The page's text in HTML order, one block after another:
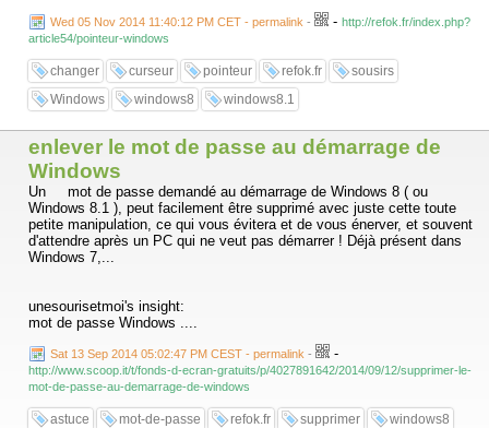
Wed 05 Nov 2014 11:40:12 PM CET - permalink - - http://refok.fr/index.php?
article54/pointeur-windows
changer curseur pointeur refok.fr
sousirs
Windows
windows8 windows8.1
enlever le mot de passe au démarrage de
Windows
Un mot de passe demandé au démarrage de Windows 8 ( ou
Windows 8.1 ), peut facilement être supprimé avec juste cette toute
petite manipulation, ce qui vous évitera et de vous énerver, et souvent
d'attendre après un PC qui ne veut pas démarrer ! Déjà présent dans
Windows 7,...
unesourisetmoi's insight:
mot de passe Windows ....
Sat 13 Sep 2014 05:02:47 PM CEST - permalink - -
http://www.scoop.it/t/fonds-d-ecran-gratuits/p/4027891642/2014/09/12/supprimer-le-
mot-de-passe-au-demarrage-de-windows
astuce mot-de-passe refok.fr supprimer
windows8